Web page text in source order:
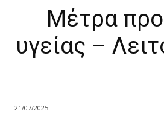
Μέτρα
υγείας –
21/07/2025